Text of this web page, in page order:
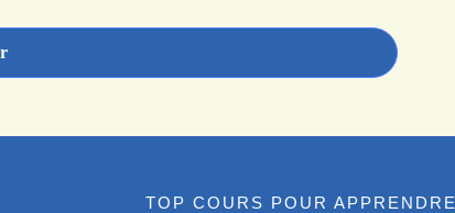
TOP COURS POUR APPRENDRE